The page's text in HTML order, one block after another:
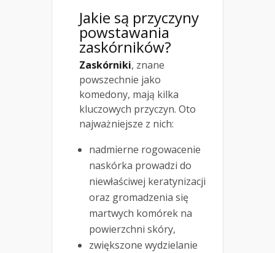
Jakie są przyczyny
powstawania
zaskórników?
Zaskórniki, znane
powszechnie jako
komedony, mają kilka
kluczowych przyczyn. Oto
najważniejsze z nich:
nadmierne rogowacenie
naskórka prowadzi do
niewłaściwej keratynizacji
oraz gromadzenia się
martwych komórek na
powierzchni skóry,
zwiększone wydzielanie